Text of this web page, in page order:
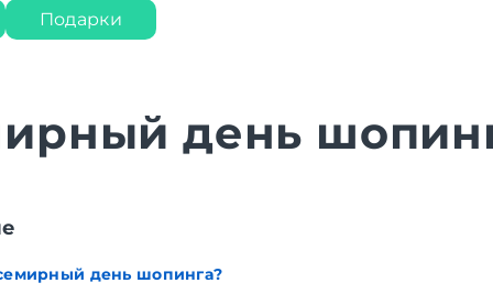
Подарки
день
день шопинга?